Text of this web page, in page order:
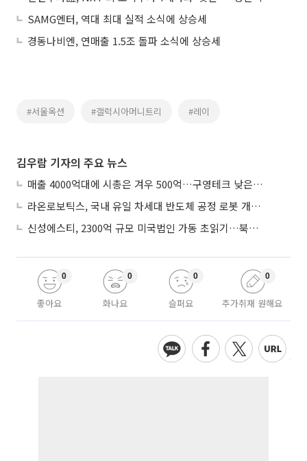
SAMG엔터, 역대 최대 실적 소식에 상승세
경동나비엔, 연매출 1.5조 돌파 소식에 상승세
#서울옥션 #갤럭시아머니트리 #레이
김우람 기자의 주요 뉴스
매출 4000억대에 시총은 겨우 500억…구영테크 낮은 몸값에 저가 승계 마무리
라온로보틱스, 국내 유일 차세대 반도체 공정 로봇 개발 ‘고객사 테스트 진행’
신성에스티, 2300억 규모 미국법인 가동 초읽기…북미 ESS 공략 본격화
좋아요
0
화나요
0
슬퍼요
0
추가취재 원해요
0